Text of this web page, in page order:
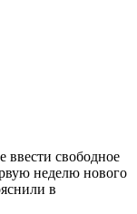
ввести свободное
неделю нового
в